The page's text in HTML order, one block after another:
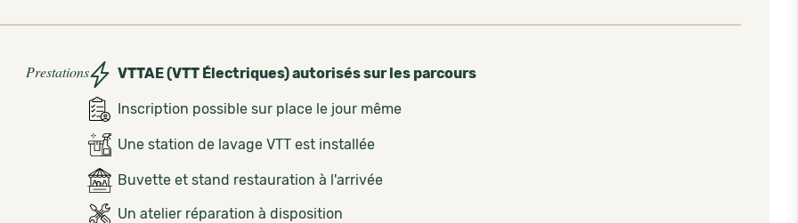
Prestations VTTAE (VTT Électriques) autorisés sur les parcours
Inscription possible sur place le jour même
Une station de lavage VTT est installée
Buvette et stand restauration à l'arrivée
Un atelier réparation à disposition